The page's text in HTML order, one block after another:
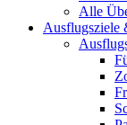
Alle
Ausflugsziele